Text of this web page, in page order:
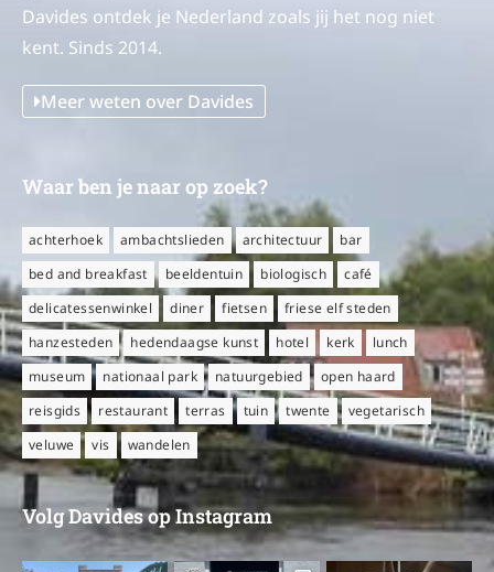
Davides ontdek je Nederland zoals jij het nog niet
kent. Sinds 2014.
Meer weten over Davides
Waar ben je naar op zoek?
achterhoek ambachtslieden architectuur
bar
bed and breakfast
beeldentuin biologisch
café
delicatessenwinkel
diner fietsen
friese elf steden
hanzesteden
hedendaagse kunst hotel kerk
lunch
museum
nationaal park natuurgebied
open haard
reisgids
restaurant terras tuin twente
vegetarisch
veluwe
vis wandelen
Volg Davides op Instagram